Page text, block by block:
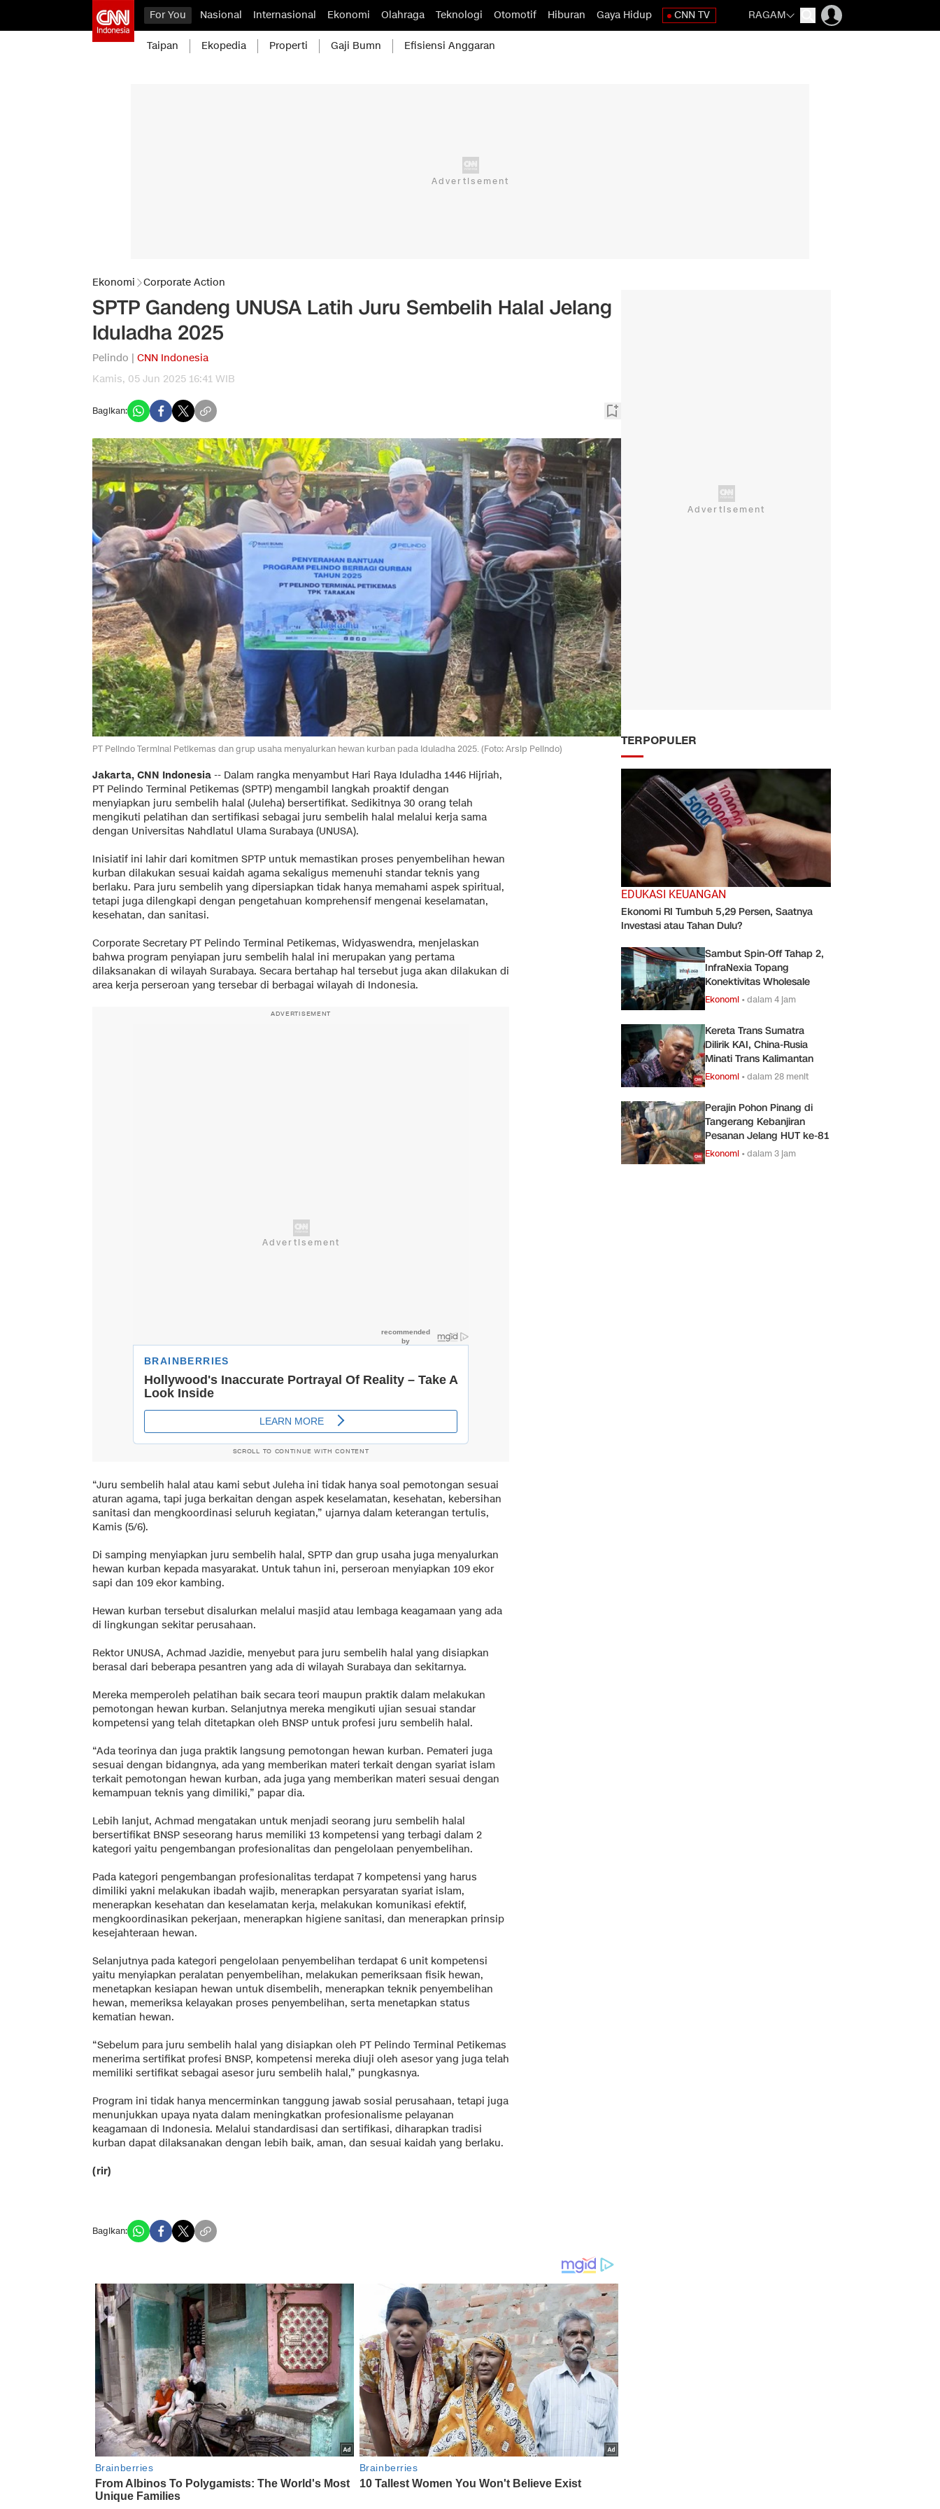
For You Nasional Internasional Ekonomi Olahraga Teknologi Otomotif Hiburan Gaya Hidup CNN TV RAGAM
Taipan Ekopedia Properti Gaji Bumn Efisiensi Anggaran
Ekonomi Corporate Action
SPTP Gandeng UNUSA Latih Juru Sembelih Halal Jelang
Iduladha 2025
Pelindo | CNN Indonesia
Kamis, 05 Jun 2025 16:41 WIB
Bagikan:
PT Pelindo Terminal Petikemas dan grup usaha menyalurkan hewan kurban pada Iduladha 2025. (Foto: Arsip Pelindo)
Jakarta, CNN Indonesia -- Dalam rangka menyambut Hari Raya Iduladha 1446 Hijriah,
PT Pelindo Terminal Petikemas (SPTP) mengambil langkah proaktif dengan
menyiapkan juru sembelih halal (Juleha) bersertifikat. Sedikitnya 30 orang telah
mengikuti pelatihan dan sertifikasi sebagai juru sembelih halal melalui kerja sama
dengan Universitas Nahdlatul Ulama Surabaya (UNUSA).
Inisiatif ini lahir dari komitmen SPTP untuk memastikan proses penyembelihan hewan
kurban dilakukan sesuai kaidah agama sekaligus memenuhi standar teknis yang
berlaku. Para juru sembelih yang dipersiapkan tidak hanya memahami aspek spiritual,
tetapi juga dilengkapi dengan pengetahuan komprehensif mengenai keselamatan,
kesehatan, dan sanitasi.
Corporate Secretary PT Pelindo Terminal Petikemas, Widyaswendra, menjelaskan
bahwa program penyiapan juru sembelih halal ini merupakan yang pertama
dilaksanakan di wilayah Surabaya. Secara bertahap hal tersebut juga akan dilakukan di
area kerja perseroan yang tersebar di berbagai wilayah di Indonesia.
ADVERTISEMENT
SCROLL TO CONTINUE WITH CONTENT
“Juru sembelih halal atau kami sebut Juleha ini tidak hanya soal pemotongan sesuai
aturan agama, tapi juga berkaitan dengan aspek keselamatan, kesehatan, kebersihan
sanitasi dan mengkoordinasi seluruh kegiatan,” ujarnya dalam keterangan tertulis,
Kamis (5/6).
Di samping menyiapkan juru sembelih halal, SPTP dan grup usaha juga menyalurkan
hewan kurban kepada masyarakat. Untuk tahun ini, perseroan menyiapkan 109 ekor
sapi dan 109 ekor kambing.
Hewan kurban tersebut disalurkan melalui masjid atau lembaga keagamaan yang ada
di lingkungan sekitar perusahaan.
Rektor UNUSA, Achmad Jazidie, menyebut para juru sembelih halal yang disiapkan
berasal dari beberapa pesantren yang ada di wilayah Surabaya dan sekitarnya.
Mereka memperoleh pelatihan baik secara teori maupun praktik dalam melakukan
pemotongan hewan kurban. Selanjutnya mereka mengikuti ujian sesuai standar
kompetensi yang telah ditetapkan oleh BNSP untuk profesi juru sembelih halal.
“Ada teorinya dan juga praktik langsung pemotongan hewan kurban. Pemateri juga
sesuai dengan bidangnya, ada yang memberikan materi terkait dengan syariat islam
terkait pemotongan hewan kurban, ada juga yang memberikan materi sesuai dengan
kemampuan teknis yang dimiliki,” papar dia.
Lebih lanjut, Achmad mengatakan untuk menjadi seorang juru sembelih halal
bersertifikat BNSP seseorang harus memiliki 13 kompetensi yang terbagi dalam 2
kategori yaitu pengembangan profesionalitas dan pengelolaan penyembelihan.
Pada kategori pengembangan profesionalitas terdapat 7 kompetensi yang harus
dimiliki yakni melakukan ibadah wajib, menerapkan persyaratan syariat islam,
menerapkan kesehatan dan keselamatan kerja, melakukan komunikasi efektif,
mengkoordinasikan pekerjaan, menerapkan higiene sanitasi, dan menerapkan prinsip
kesejahteraan hewan.
Selanjutnya pada kategori pengelolaan penyembelihan terdapat 6 unit kompetensi
yaitu menyiapkan peralatan penyembelihan, melakukan pemeriksaan fisik hewan,
menetapkan kesiapan hewan untuk disembelih, menerapkan teknik penyembelihan
hewan, memeriksa kelayakan proses penyembelihan, serta menetapkan status
kematian hewan.
“Sebelum para juru sembelih halal yang disiapkan oleh PT Pelindo Terminal Petikemas
menerima sertifikat profesi BNSP, kompetensi mereka diuji oleh asesor yang juga telah
memiliki sertifikat sebagai asesor juru sembelih halal,” pungkasnya.
Program ini tidak hanya mencerminkan tanggung jawab sosial perusahaan, tetapi juga
menunjukkan upaya nyata dalam meningkatkan profesionalisme pelayanan
keagamaan di Indonesia. Melalui standardisasi dan sertifikasi, diharapkan tradisi
kurban dapat dilaksanakan dengan lebih baik, aman, dan sesuai kaidah yang berlaku.
(rir)
Bagikan:
TERPOPULER
EDUKASI KEUANGAN
Ekonomi RI Tumbuh 5,29 Persen, Saatnya
Investasi atau Tahan Dulu?
Sambut Spin-Off Tahap 2,
InfraNexia Topang
Konektivitas Wholesale
Ekonomi •dalam 4 jam
Kereta Trans Sumatra
Dilirik KAI, China-Rusia
Minati Trans Kalimantan
Ekonomi •dalam 28 menit
Perajin Pohon Pinang di
Tangerang Kebanjiran
Pesanan Jelang HUT ke-81
Ekonomi •dalam 3 jam